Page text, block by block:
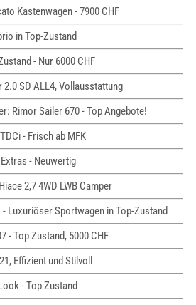
Kastenwagen - 7900 CHF
in Top-Zustand
- Nur 6000 CHF
SD ALL4, Vollausstattung
Rimor Sailer 670 - Top Angebote!
- Frisch ab MFK
- Neuwertig
2,7 4WD LWB Camper
- Luxuriöser Sportwagen in Top-Zustand
- Top Zustand, 5000 CHF
Effizient und Stilvoll
- Top Zustand